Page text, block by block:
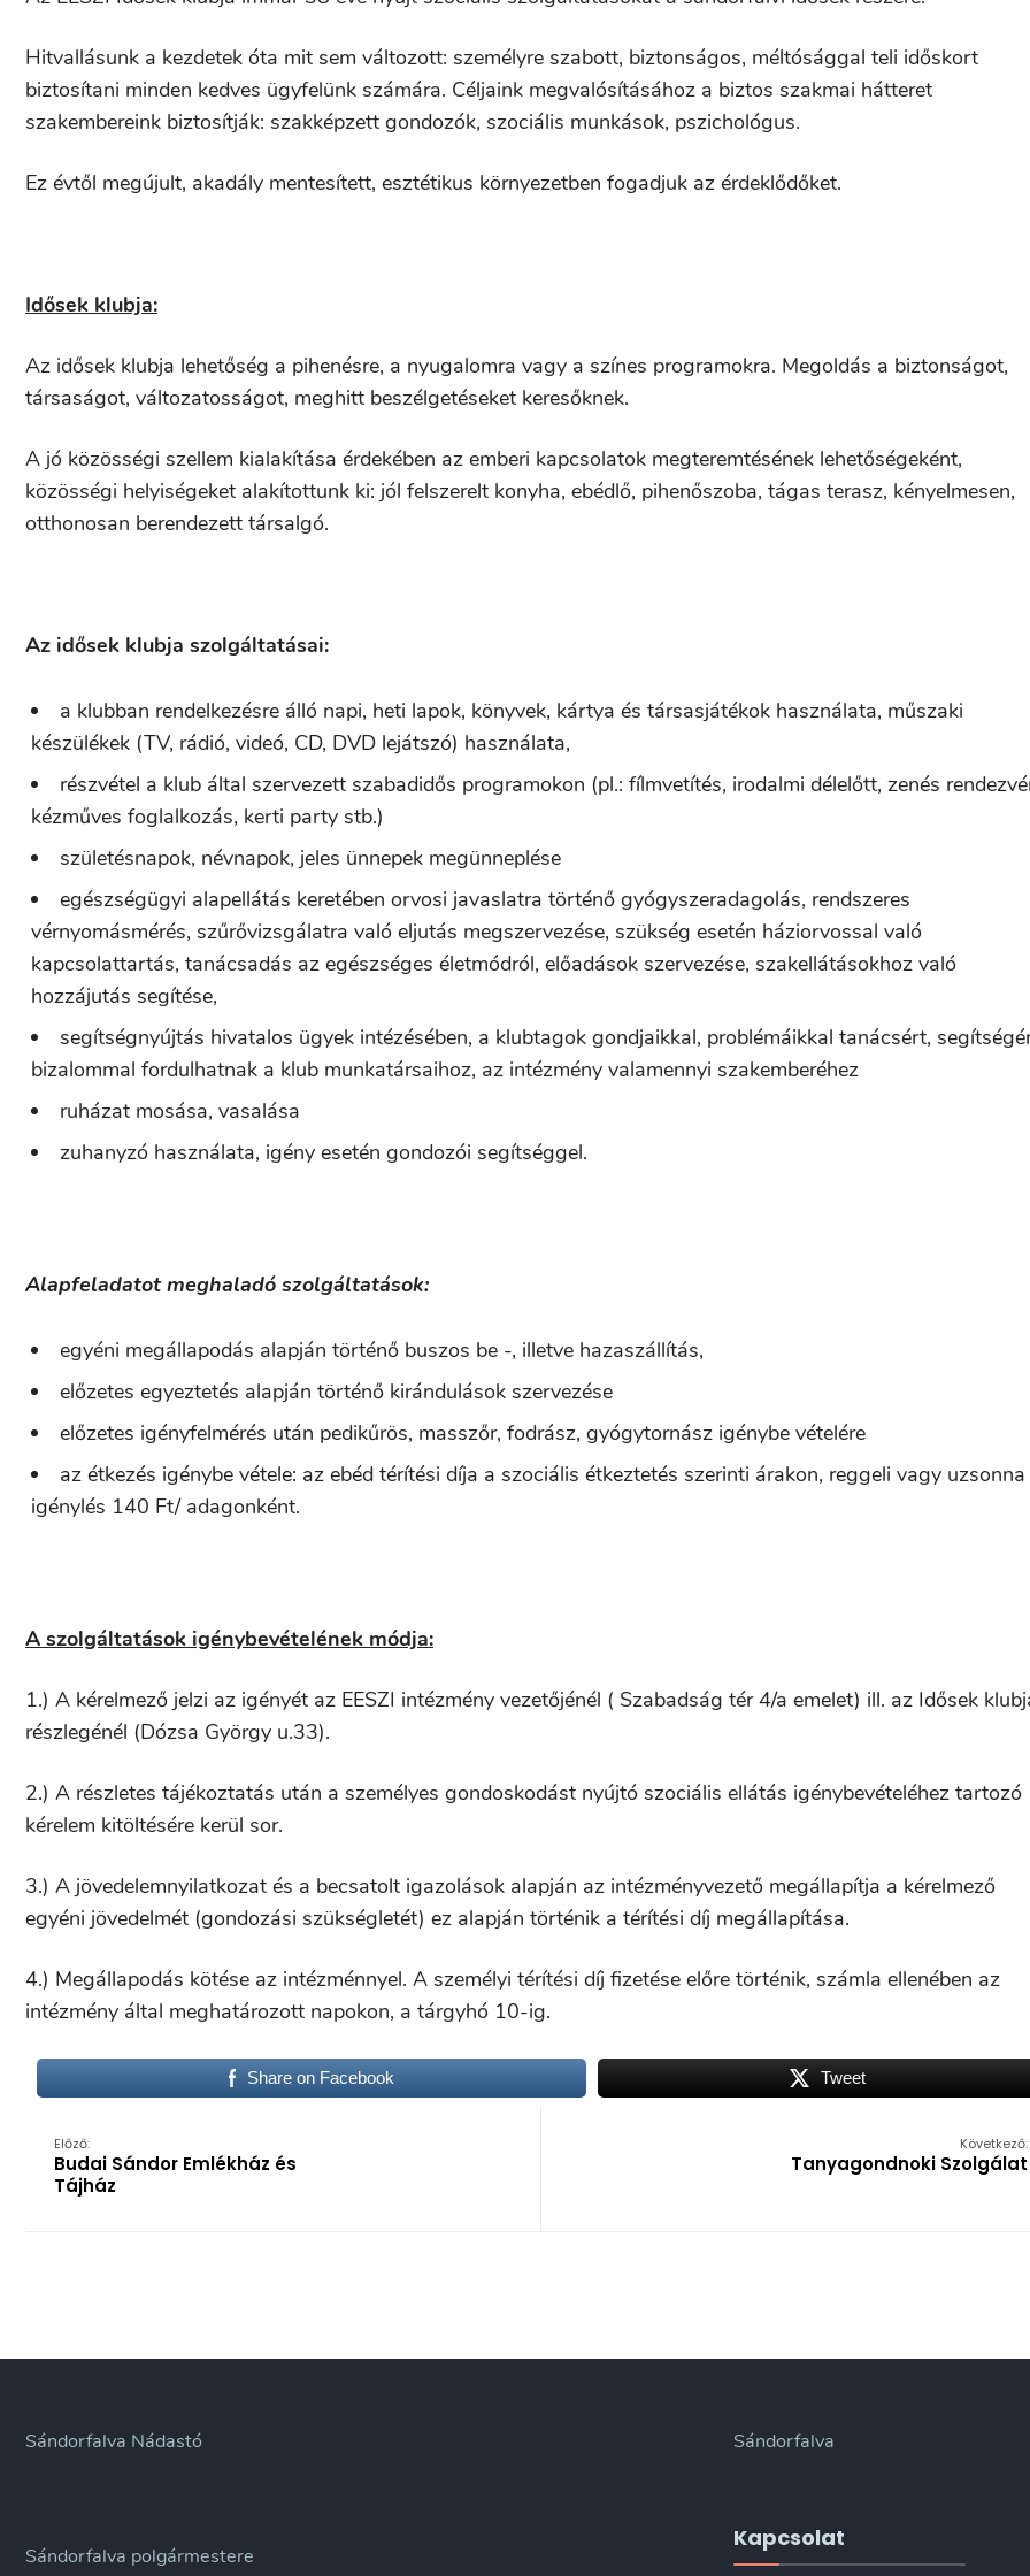
Hitvallásunk a kezdetek óta mit sem változott: személyre szabott, biztonságos, méltósággal teli időskort
biztosítani minden kedves ügyfelünk számára. Céljaink megvalósításához a biztos szakmai hátteret
szakembereink biztosítják: szakképzett gondozók, szociális munkások, pszichológus.
Ez évtől megújult, akadály mentesített, esztétikus környezetben fogadjuk az érdeklődőket.
Idősek klubja:
Az idősek klubja lehetőség a pihenésre, a nyugalomra vagy a színes programokra. Megoldás a biztonságot,
társaságot, változatosságot, meghitt beszélgetéseket keresőknek.
A jó közösségi szellem kialakítása érdekében az emberi kapcsolatok megteremtésének lehetőségeként,
közösségi helyiségeket alakítottunk ki: jól felszerelt konyha, ebédlő, pihenőszoba, tágas terasz, kényelmesen,
otthonosan berendezett társalgó.
Az idősek klubja szolgáltatásai:
a klubban rendelkezésre álló napi, heti lapok, könyvek, kártya és társasjátékok használata, műszaki
készülékek (TV, rádió, videó, CD, DVD lejátszó) használata,
részvétel a klub által szervezett szabadidős programokon (pl.: fílmvetítés, irodalmi délelőtt, zenés
kézműves foglalkozás, kerti party stb.)
születésnapok, névnapok, jeles ünnepek megünneplése
egészségügyi alapellátás keretében orvosi javaslatra történő gyógyszeradagolás, rendszeres
vérnyomásmérés, szűrővizsgálatra való eljutás megszervezése, szükség esetén háziorvossal való
kapcsolattartás, tanácsadás az egészséges életmódról, előadások szervezése, szakellátásokhoz való
hozzájutás segítése,
segítségnyújtás hivatalos ügyek intézésében, a klubtagok gondjaikkal, problémáikkal tanácsért,
bizalommal fordulhatnak a klub munkatársaihoz, az intézmény valamennyi szakemberéhez
ruházat mosása, vasalása
zuhanyzó használata, igény esetén gondozói segítséggel.
Alapfeladatot meghaladó szolgáltatások:
egyéni megállapodás alapján történő buszos be -, illetve hazaszállítás,
előzetes egyeztetés alapján történő kirándulások szervezése
előzetes igényfelmérés után pedikűrös, masszőr, fodrász, gyógytornász igénybe vételére
az étkezés igénybe vétele: az ebéd térítési díja a szociális étkeztetés szerinti árakon, reggeli vagy uzsonna
igénylés 140 Ft/ adagonként.
A szolgáltatások igénybevételének módja:
1.) A kérelmező jelzi az igényét az EESZI intézmény vezetőjénél ( Szabadság tér 4/a emelet) ill. az Idősek
részlegénél (Dózsa György u.33).
2.) A részletes tájékoztatás után a személyes gondoskodást nyújtó szociális ellátás igénybevételéhez tartozó
kérelem kitöltésére kerül sor.
3.) A jövedelemnyilatkozat és a becsatolt igazolások alapján az intézményvezető megállapítja a kérelmező
egyéni jövedelmét (gondozási szükségletét) ez alapján történik a térítési díj megállapítása.
4.) Megállapodás kötése az intézménnyel. A személyi térítési díj fizetése előre történik, számla ellenében az
intézmény által meghatározott napokon, a tárgyhó 10-ig.
Share on Facebook Tweet
Előző:
Budai Sándor Emlékház és
Tájház
Következő:
Tanyagondnoki Szolgálat
Sándorfalva Nádastó
Sándorfalva polgármestere
Sándorfalva
Kapcsolat